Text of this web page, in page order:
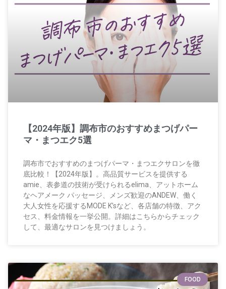
【2024年版】調布市のおすすめまつげパー
マ・まつエク5選
調布市でおすすめのまつげパーマ・まつエクサロンを徹
底比較！【2024年版】。高品質サービスを提供する
amie、表参道の技術が受けられるelima、アットホーム
なヘアメーク パッセージ、メンズ歓迎のANDEW、働く
大人女性を応援するMODE K’sなど、各店舗の特徴、アク
セス、料金情報を一挙公開。詳細はこちらからチェック
して、最適なサロンを見つけましょう。
FOOD